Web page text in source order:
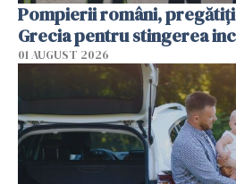
Pompierii români,
Grecia pentru stingerea
01 AUGUST 2026